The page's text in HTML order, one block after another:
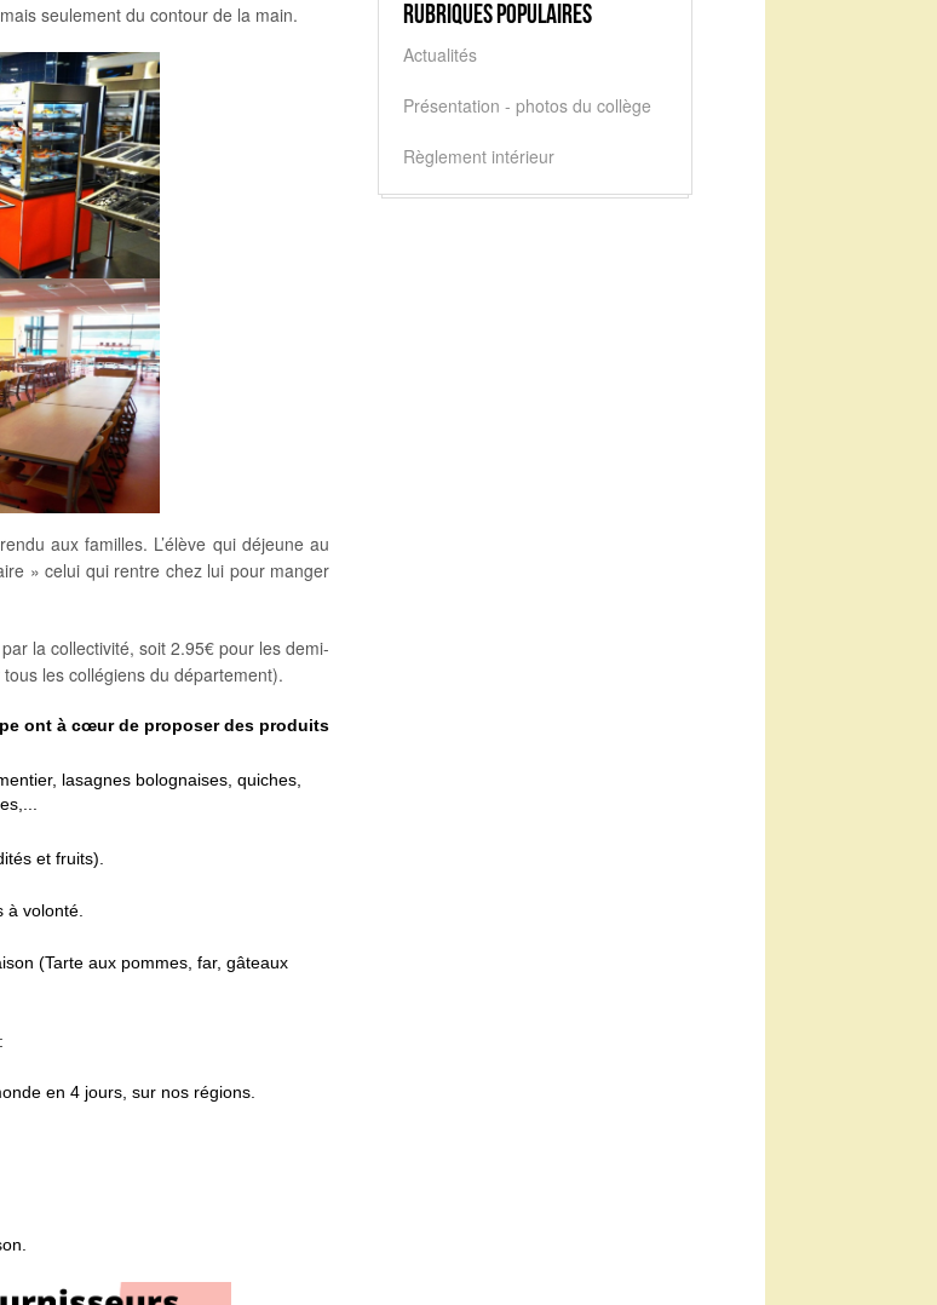
seulement du contour de la main.
aux familles. L’élève qui déjeune au
» celui qui rentre chez lui pour manger
la collectivité, soit 2.95€ pour les demi-
les collégiens du département).
ont à cœur de proposer des produits
lasagnes bolognaises, quiches,
et fruits).
à volonté.
(Tarte aux pommes, far, gâteaux
en 4 jours, sur nos régions.
Rubriques populaires
Actualités
Présentation - photos du collège
Règlement intérieur